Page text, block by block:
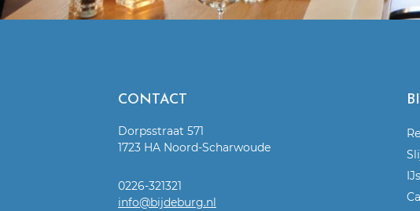
CONTACT
Dorpsstraat 571
1723 HA Noord-Scharwoude
0226-321321
info@bijdeburg.nl